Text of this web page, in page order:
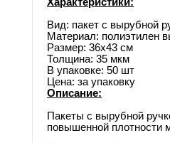
Вид: пакет с вырубной
Материал: полиэтилен
Размер: 36х43 см
Толщина: 35 мкм
В упаковке: 50 шт
Цена: за упаковку
Описание:
Пакеты с вырубной
повышенной плотности